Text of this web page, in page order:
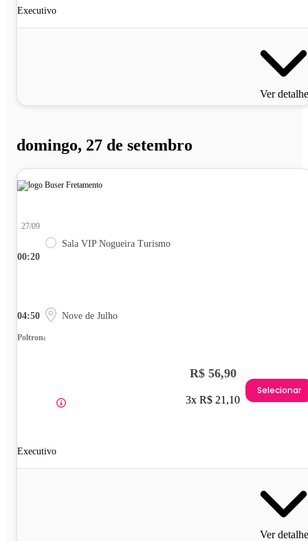
Executivo
Ver
domingo, 27 de setembro
00:20
27/09
Sala VIP Nogueira Turismo
04:50 Nove de Julho
Poltrona
Executivo
R$ 56,90
3x R$ 21,10
Selecionar
Ver